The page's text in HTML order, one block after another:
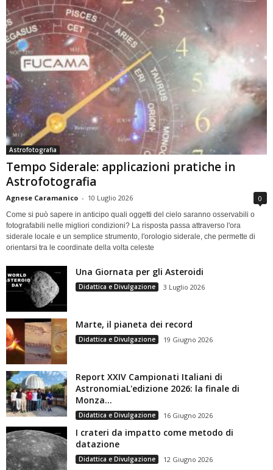
Astrofotografia
Tempo Siderale: applicazioni pratiche in
Astrofotografia
Agnese Caramanico - 10 Luglio 2026 0
Come si può sapere in anticipo quali oggetti del cielo saranno osservabili o
fotografabili nelle migliori condizioni? La risposta passa attraverso l'ora
siderale locale e un semplice strumento, l'orologio siderale, che permette di
orientarsi tra le coordinate della volta celeste
Una Giornata per gli Asteroidi
Didattica e Divulgazione 3 Luglio 2026
Marte, il pianeta dei record
Didattica e Divulgazione 19 Giugno 2026
Report XXIV Campionati Italiani di
AstronomiaL'edizione 2026: la finale di
Monza...
Didattica e Divulgazione 16 Giugno 2026
I crateri da impatto come metodo di
datazione
Didattica e Divulgazione 12 Giugno 2026